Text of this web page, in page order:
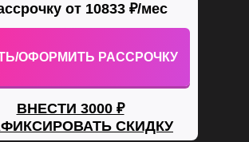
от 10833 ₽/мес
ОФОРМИТЬ РАССРОЧКУ
ВНЕСТИ 3000 ₽
СКИДКУ
данные
«Рассрочка»в
LEVEL»
0